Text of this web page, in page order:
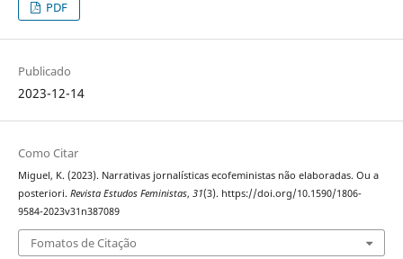
PDF
Publicado
2023-12-14
Como Citar
Miguel, K. (2023). Narrativas jornalísticas ecofeministas não elaboradas. Ou a
posteriori. Revista Estudos Feministas, 31(3). https://doi.org/10.1590/1806-
9584-2023v31n387089
Fomatos de Citação